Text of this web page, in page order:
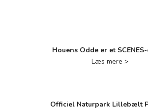
Houens Odde er et
Læs mere >
Officiel Naturpark Lillebælt